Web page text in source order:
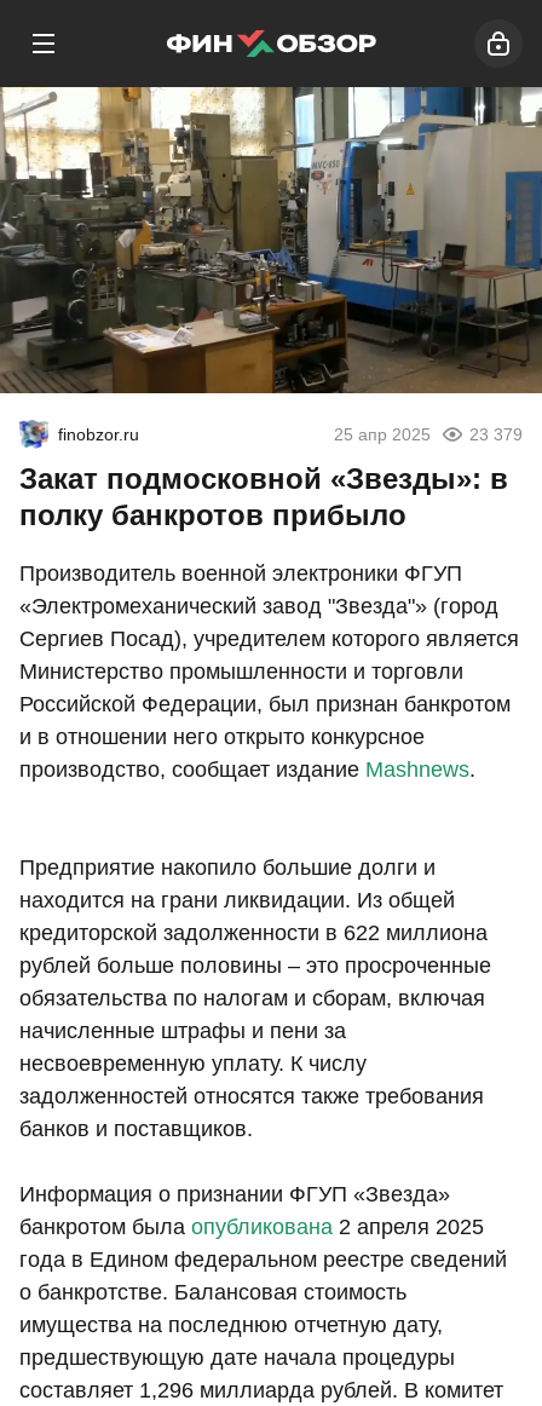
finobzor.ru 25 апр 2025 23 379
Закат подмосковной «Звезды»: в
полку банкротов прибыло
Производитель военной электроники ФГУП
«Электромеханический завод "Звезда"» (город
Сергиев Посад), учредителем которого является
Министерство промышленности и торговли
Российской Федерации, был признан банкротом
и в отношении него открыто конкурсное
производство, сообщает издание Mashnews.
Предприятие накопило большие долги и
находится на грани ликвидации. Из общей
кредиторской задолженности в 622 миллиона
рублей больше половины – это просроченные
обязательства по налогам и сборам, включая
начисленные штрафы и пени за
несвоевременную уплату. К числу
задолженностей относятся также требования
банков и поставщиков.
Информация о признании ФГУП «Звезда»
банкротом была опубликована 2 апреля 2025
года в Едином федеральном реестре сведений
о банкротстве. Балансовая стоимость
имущества на последнюю отчетную дату,
предшествующую дате начала процедуры
составляет 1,296 миллиарда рублей. В комитет